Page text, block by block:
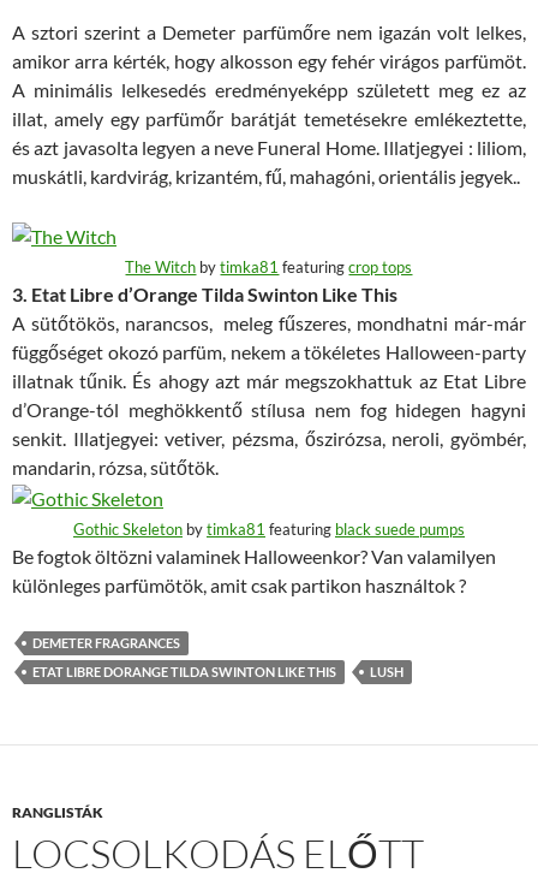
A sztori szerint a Demeter parfümőre nem igazán volt lelkes,
amikor arra kérték, hogy alkosson egy fehér virágos parfümöt.
A minimális lelkesedés eredményeképp született meg ez az
illat, amely egy parfümőr barátját temetésekre emlékeztette,
és azt javasolta legyen a neve Funeral Home. Illatjegyei : liliom,
muskátli, kardvirág, krizantém, fű, mahagóni, orientális jegyek..
The Witch bytimka81 featuringcrop tops
3. Etat Libre d’Orange Tilda Swinton Like This
A sütőtökös, narancsos, meleg fűszeres, mondhatni már-már
függőséget okozó parfüm, nekem a tökéletes Halloween-party
illatnak tűnik. És ahogy azt már megszokhattuk az Etat Libre
d’Orange-tól meghökkentő stílusa nem fog hidegen hagyni
senkit. Illatjegyei: vetiver, pézsma, őszirózsa, neroli, gyömbér,
mandarin, rózsa, sütőtök.
Gothic Skeleton bytimka81 featuring black suede pumps
Be fogtok öltözni valaminek Halloweenkor? Van valamilyen
különleges parfümötök, amit csak partikon használtok ?
DEMETER FRAGRANCES
ETAT LIBRE DORANGE TILDA SWINTON LIKE THIS
LUSH
RANGLISTÁK
LOCSOLKODÁS ELŐTT